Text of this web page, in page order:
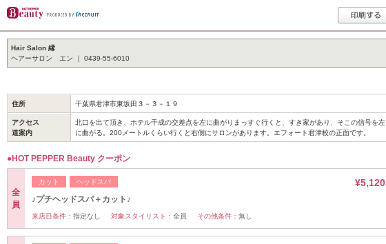
Hair Salon 縁
ヘアーサロン エン ｜ 0439-55-6010
住所 千葉県君津市東坂田３－３－１９
アクセス
道案内
北口を出て頂き、ホテル千成の交差点を左に曲がりまっすぐ行くと、すき家があり、そこの信号を左
に曲がる。200メートルくらい行くと右側にサロンがあります。エフォート君津校の正面です。
●HOT PEPPER Beauty クーポン
全
員
カット ヘッドスパ
♪プチヘッドスパ＋カット♪
¥5,120
来店日条件： 指定なし 対象スタイリスト： 全員 その他条件： 無し